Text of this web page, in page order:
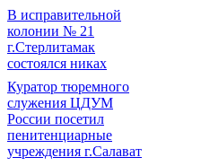
В исправительной
колонии № 21
г.Стерлитамак
состоялся никах
Куратор тюремного
служения ЦДУМ
России посетил
пенитенциарные
учреждения г.Салават